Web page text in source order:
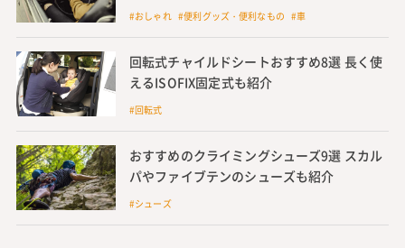
#おしゃれ #便利グッズ・便利なもの #車
回転式チャイルドシートおすすめ8選 長く使
えるISOFIX固定式も紹介
#回転式
おすすめのクライミングシューズ9選 スカル
パやファイブテンのシューズも紹介
#シューズ